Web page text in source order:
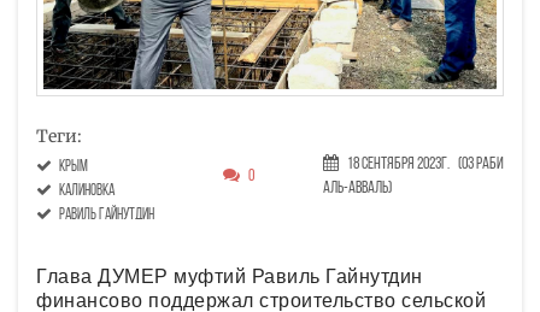
Теги:
Крым
Калиновка
Равиль Гайнутдин
0
18 Сентября 2023г. (03 Раби
аль-авваль)
Глава ДУМЕР муфтий Равиль Гайнутдин
финансово поддержал строительство сельской